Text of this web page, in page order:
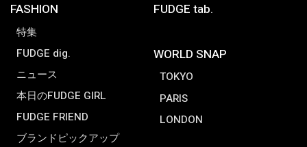
FASHION
特集
FUDGE dig.
ニュース
本日のFUDGE GIRL
FUDGE FRIEND
ブランドピックアップ
FUDGE tab.
WORLD SNAP
TOKYO
PARIS
LONDON